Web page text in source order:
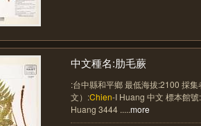
中文種名:肋毛蕨
:台中縣和平鄉 最低海拔:2100 採
文）:Chien-I Huang 中文 標本館
Huang 3444 .....more